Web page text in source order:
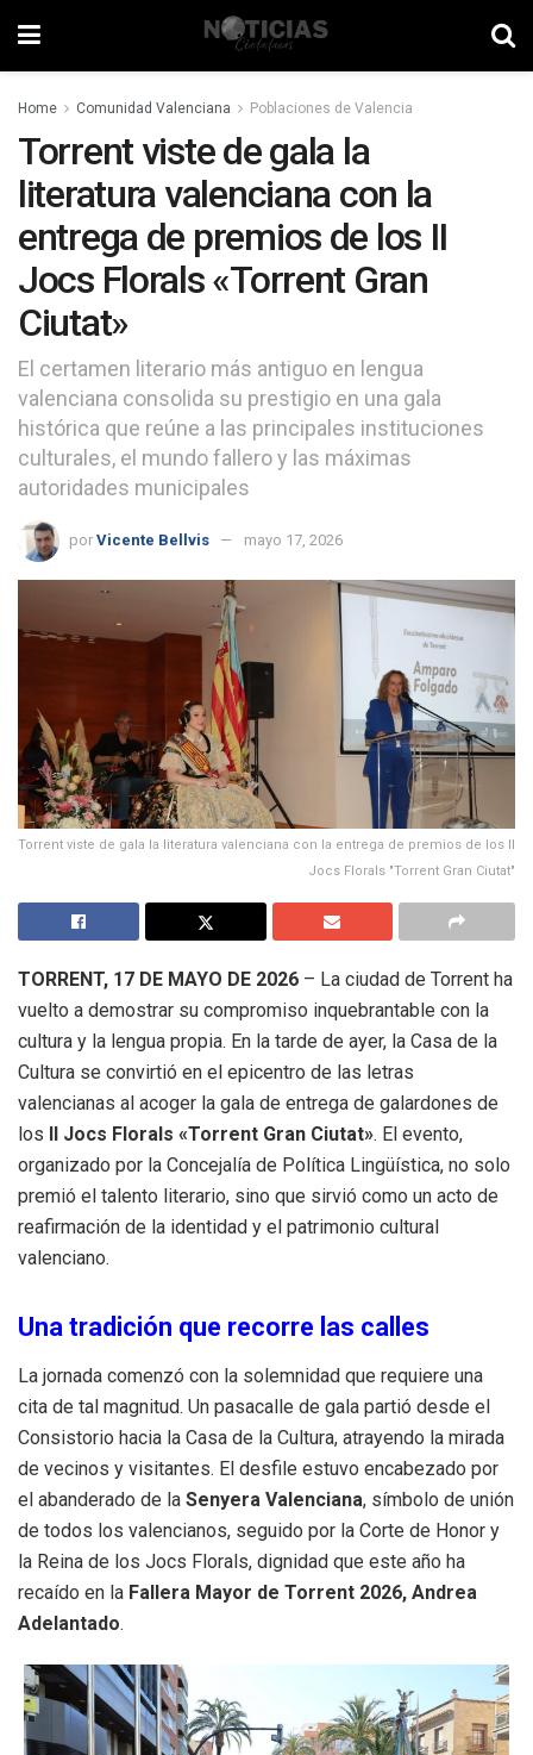
Home Comunidad Valenciana Poblaciones de Valencia
Torrent viste de gala la
literatura valenciana con la
entrega de premios de los II
Jocs Florals «Torrent Gran
Ciutat»
El certamen literario más antiguo en lengua
valenciana consolida su prestigio en una gala
histórica que reúne a las principales instituciones
culturales, el mundo fallero y las máximas
autoridades municipales
por Vicente Bellvis mayo 17, 2026
Torrent viste de gala la literatura valenciana con la entrega de premios de los II
Jocs Florals "Torrent Gran Ciutat"
TORRENT, 17 DE MAYO DE 2026 – La ciudad de Torrent ha
vuelto a demostrar su compromiso inquebrantable con la
cultura y la lengua propia. En la tarde de ayer, la Casa de la
Cultura se convirtió en el epicentro de las letras
valencianas al acoger la gala de entrega de galardones de
los II Jocs Florals «Torrent Gran Ciutat». El evento,
organizado por la Concejalía de Política Lingüística, no solo
premió el talento literario, sino que sirvió como un acto de
reafirmación de la identidad y el patrimonio cultural
valenciano.
Una tradición que recorre las calles
La jornada comenzó con la solemnidad que requiere una
cita de tal magnitud. Un pasacalle de gala partió desde el
Consistorio hacia la Casa de la Cultura, atrayendo la mirada
de vecinos y visitantes. El desfile estuvo encabezado por
el abanderado de la Senyera Valenciana, símbolo de unión
de todos los valencianos, seguido por la Corte de Honor y
la Reina de los Jocs Florals, dignidad que este año ha
recaído en la Fallera Mayor de Torrent 2026, Andrea
Adelantado.